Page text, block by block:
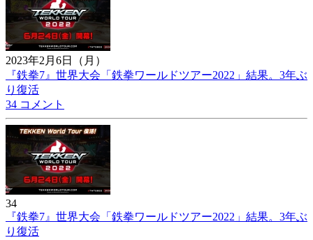
2023年2月6日（月）
『鉄拳7』世界大会「鉄拳ワールドツアー2022」結果。3年ぶ
り復活
34 コメント
34
『鉄拳7』世界大会「鉄拳ワールドツアー2022」結果。3年ぶ
り復活